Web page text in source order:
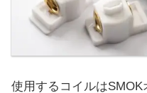
使用するコイルは